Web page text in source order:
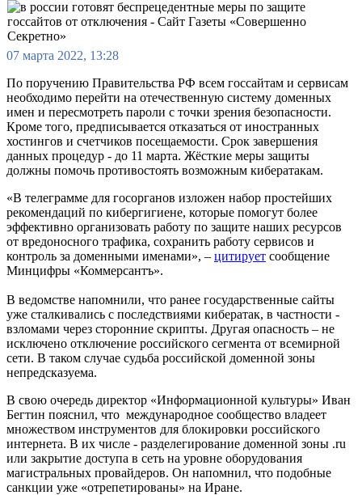
07 марта 2022, 13:28
По поручению Правительства РФ всем госсайтам и сервисам
необходимо перейти на отечественную систему доменных
имен и пересмотреть пароли с точки зрения безопасности.
Кроме того, предписывается отказаться от иностранных
хостингов и счетчиков посещаемости. Срок завершения
данных процедур - до 11 марта. Жёсткие меры защиты
должны помочь противостоять возможным кибератакам.
«В телеграмме для госорганов изложен набор простейших
рекомендаций по кибергигиене, которые помогут более
эффективно организовать работу по защите наших ресурсов
от вредоносного трафика, сохранить работу сервисов и
контроль за доменными именами», – цитирует сообщение
Минцифры «Коммерсантъ».
В ведомстве напомнили, что ранее государственные сайты
уже сталкивались с последствиями кибератак, в частности -
взломами через сторонние скрипты. Другая опасность – не
исключено отключение российского сегмента от всемирной
сети. В таком случае судьба российской доменной зоны
непредсказуема.
В свою очередь директор «Информационной культуры» Иван
Бегтин пояснил, что международное сообщество владеет
множеством инструментов для блокировки российского
интернета. В их числе - разделегирование доменной зоны .ru
или закрытие доступа в сеть на уровне оборудования
магистральных провайдеров. Он напомнил, что подобные
санкции уже «отрепетированы» на Иране.